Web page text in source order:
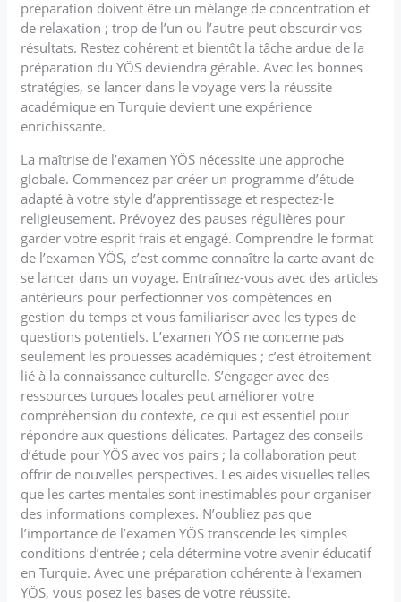
préparation doivent être un mélange de concentration et
de relaxation ; trop de l’un ou l’autre peut obscurcir vos
résultats. Restez cohérent et bientôt la tâche ardue de la
préparation du YÖS deviendra gérable. Avec les bonnes
stratégies, se lancer dans le voyage vers la réussite
académique en Turquie devient une expérience
enrichissante.
La maîtrise de l’examen YÖS nécessite une approche
globale. Commencez par créer un programme d’étude
adapté à votre style d’apprentissage et respectez-le
religieusement. Prévoyez des pauses régulières pour
garder votre esprit frais et engagé. Comprendre le format
de l’examen YÖS, c’est comme connaître la carte avant de
se lancer dans un voyage. Entraînez-vous avec des articles
antérieurs pour perfectionner vos compétences en
gestion du temps et vous familiariser avec les types de
questions potentiels. L’examen YÖS ne concerne pas
seulement les prouesses académiques ; c’est étroitement
lié à la connaissance culturelle. S’engager avec des
ressources turques locales peut améliorer votre
compréhension du contexte, ce qui est essentiel pour
répondre aux questions délicates. Partagez des conseils
d’étude pour YÖS avec vos pairs ; la collaboration peut
offrir de nouvelles perspectives. Les aides visuelles telles
que les cartes mentales sont inestimables pour organiser
des informations complexes. N’oubliez pas que
l’importance de l’examen YÖS transcende les simples
conditions d’entrée ; cela détermine votre avenir éducatif
en Turquie. Avec une préparation cohérente à l’examen
YÖS, vous posez les bases de votre réussite.